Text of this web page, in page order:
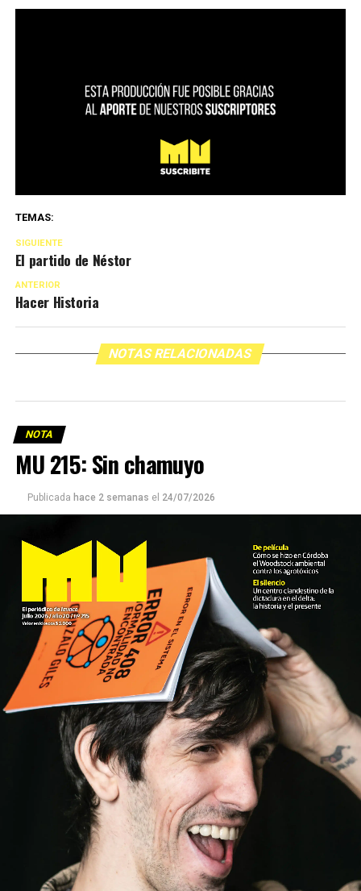
TEMAS:
SIGUIENTE
El partido de Néstor
ANTERIOR
Hacer Historia
NOTAS RELACIONADAS
NOTA
MU 215: Sin chamuyo
Publicada hace 2 semanas el 24/07/2026